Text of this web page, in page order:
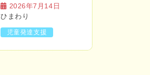
2026年7月14日
ひまわり
児童発達支援